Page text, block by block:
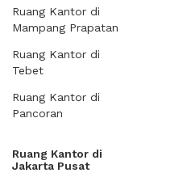
Ruang Kantor di
Mampang Prapatan
Ruang Kantor di
Tebet
Ruang Kantor di
Pancoran
Ruang Kantor di
Jakarta Pusat